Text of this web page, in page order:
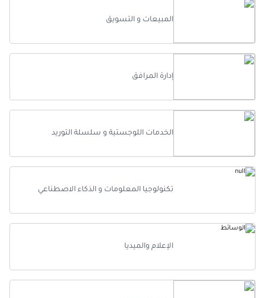
المبيعات و التسويق
إدارة المرافق
الخدمات اللوجستية و سلسلة التوريد
تكنولوجيا المعلومات و الذكاء الاصطناعي
الإعلام والميديا